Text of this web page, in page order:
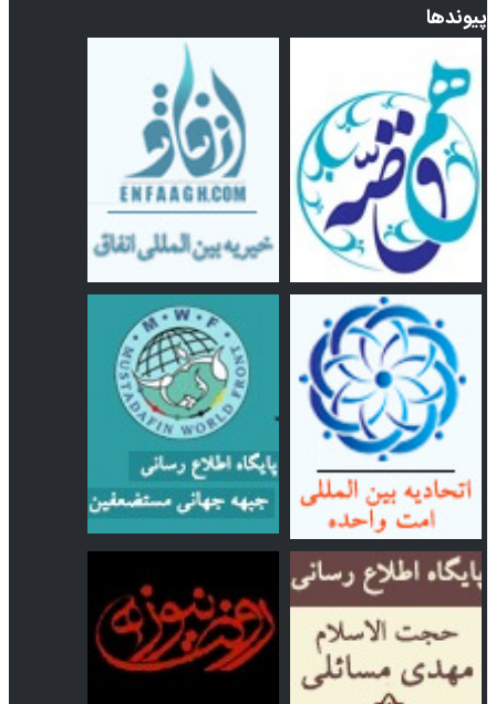
پیوندها